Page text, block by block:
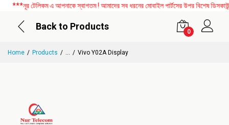
***নূর টেলিকম এ আপনাকে স্বাগতম ! আমাদের সব ধরনের মোবাইল পার্টসের উপর বিশেষ
Back to Products
0
Home Products ... Vivo Y02A Display